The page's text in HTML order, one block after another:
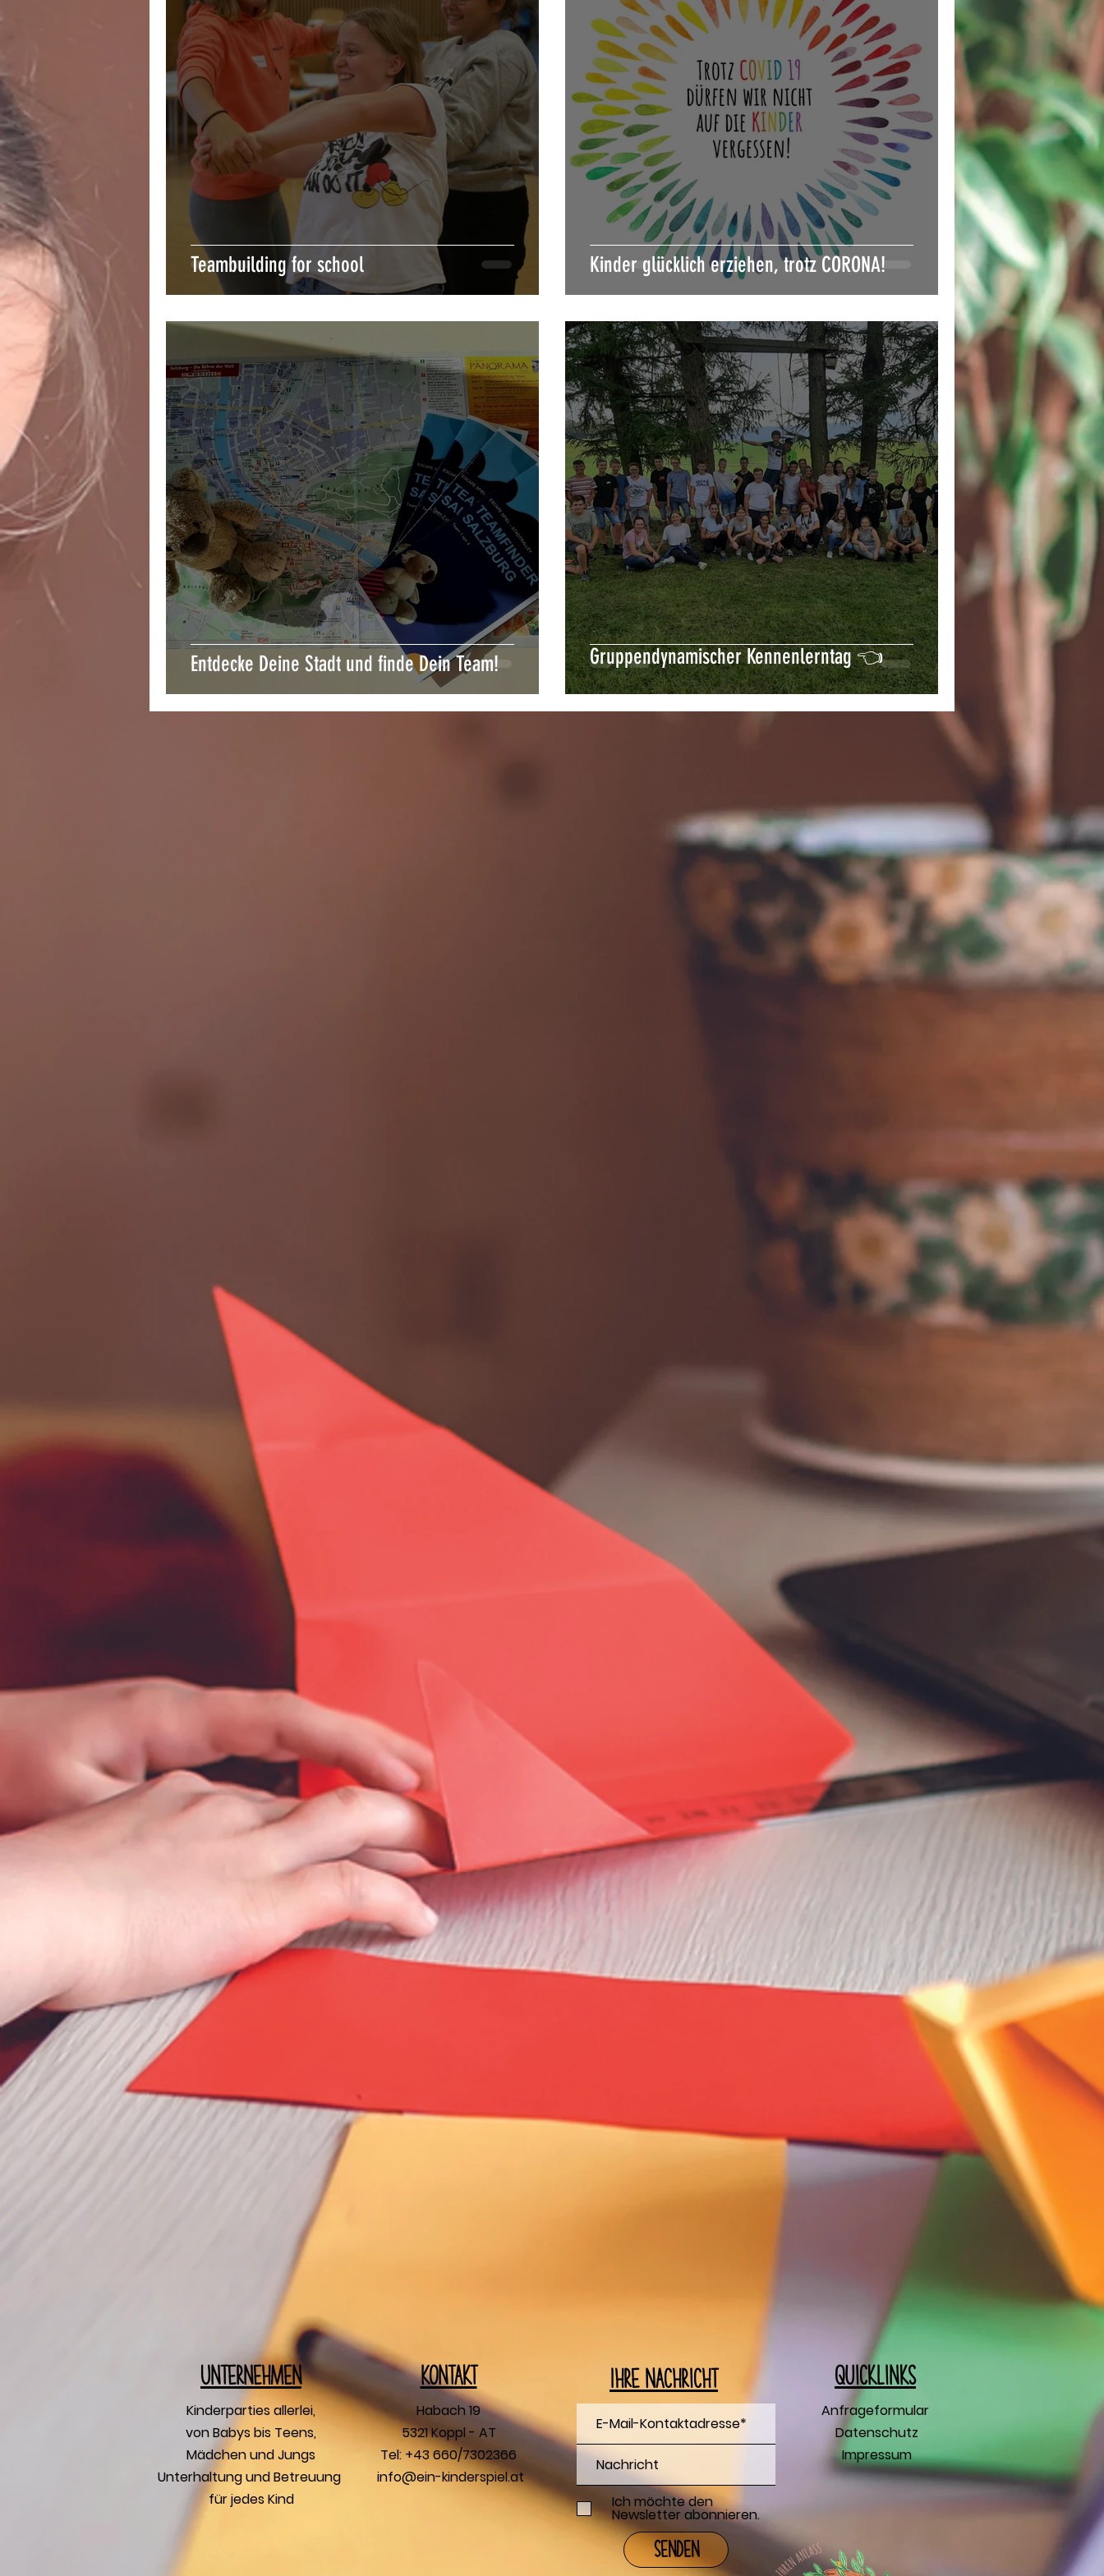
Teambuilding for school Kinder glücklich erziehen, trotz CORONA!
Entdecke Deine Stadt und finde Dein Team! Gruppendynamischer Kennenlerntag 👈
Unternehmen
Kinderparties allerlei,
von Babys bis Teens,
Mädchen und Jungs
Unterhaltung und Betreuung
für jedes Kind
Kontakt
Habach 19
5321 Koppl - AT
Tel: +43 660/7302366
info@ein-kinderspiel.at
Ihre Nachricht
Ich möchte den
Newsletter abonnieren.
Senden
Quicklinks
Anfrageformular
Datenschutz
Impressum